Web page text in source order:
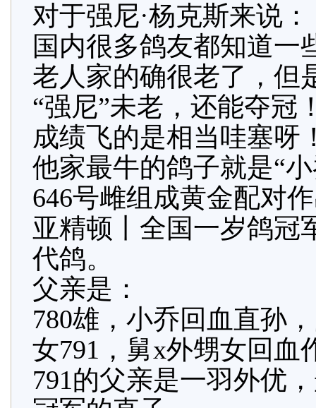
对于强尼·杨克斯来说：
国内很多鸽友都知道一
老人家的确很老了，但
“强尼”未老，还能夺冠
成绩飞的是相当哇塞呀
他家最牛的鸽子就是“
646号雌组成黄金配对
亚精顿丨全国一岁鸽冠
代鸽。
父亲是：
780雄，小乔回血直孙
女791，舅x外甥女回血
791的父亲是一羽外优